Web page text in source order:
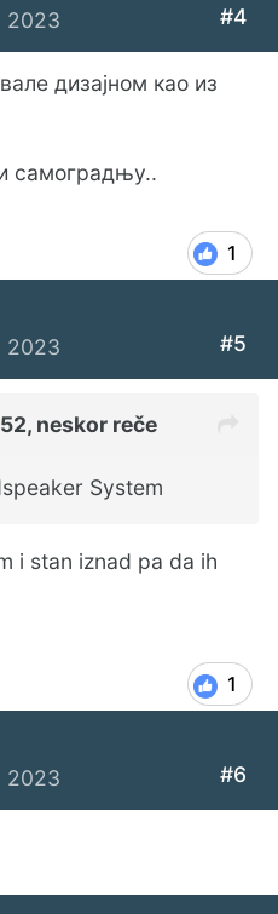
2023 #4
дизајном као из
самоградњу..
1
2023 #5
neskor reče
System
i stan iznad pa da ih
1
2023 #6